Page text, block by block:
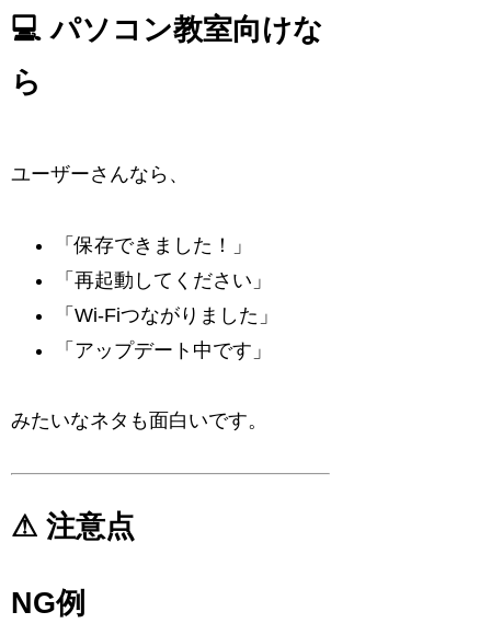
💻 パソコン教室向けな
ら
ユーザーさんなら、
「保存できました！」
「再起動してください」
「Wi-Fiつながりました」
「アップデート中です」
みたいなネタも面白いです。
⚠ 注意点
NG例